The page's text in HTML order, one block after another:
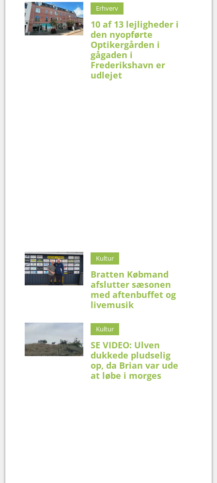
Erhverv
10 af 13 lejligheder i
den nyopførte
Optikergården i
gågaden i
Frederikshavn er
udlejet
Kultur
Bratten Købmand
afslutter sæsonen
med aftenbuffet og
livemusik
Kultur
SE VIDEO: Ulven
dukkede pludselig
op, da Brian var ude
at løbe i morges